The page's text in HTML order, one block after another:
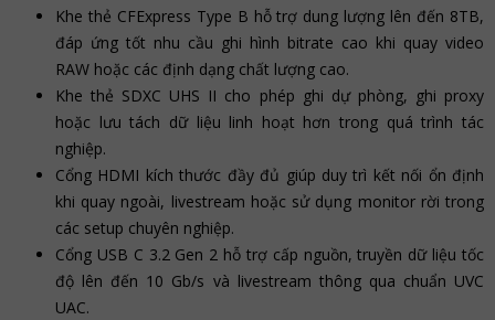
Khe thẻ CFExpress Type B hỗ trợ dung lượng lên đến 8TB,
đáp ứng tốt nhu cầu ghi hình bitrate cao khi quay video
RAW hoặc các định dạng chất lượng cao.
Khe thẻ SDXC UHS II cho phép ghi dự phòng, ghi proxy
hoặc lưu tách dữ liệu linh hoạt hơn trong quá trình tác
nghiệp.
Cổng HDMI kích thước đầy đủ giúp duy trì kết nối ổn định
khi quay ngoài, livestream hoặc sử dụng monitor rời trong
các setup chuyên nghiệp.
Cổng USB C 3.2 Gen 2 hỗ trợ cấp nguồn, truyền dữ liệu tốc
độ lên đến 10 Gb/s và livestream thông qua chuẩn UVC
UAC.